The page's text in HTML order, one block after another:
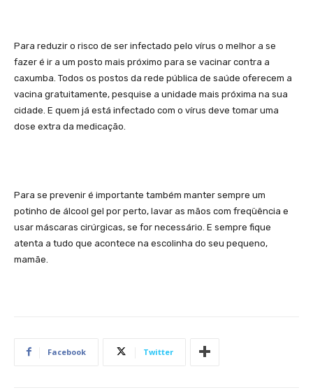
Para reduzir o risco de ser infectado pelo vírus o melhor a se
fazer é ir a um posto mais próximo para se vacinar contra a
caxumba. Todos os postos da rede pública de saúde oferecem a
vacina gratuitamente, pesquise a unidade mais próxima na sua
cidade. E quem já está infectado com o vírus deve tomar uma
dose extra da medicação.
Para se prevenir é importante também manter sempre um
potinho de álcool gel por perto, lavar as mãos com freqüência e
usar máscaras cirúrgicas, se for necessário. E sempre fique
atenta a tudo que acontece na escolinha do seu pequeno,
mamãe.
Facebook Twitter